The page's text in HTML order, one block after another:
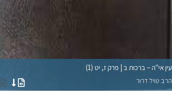
עין אי"ה – ברכות ב | פרק ז, יט (1)
הרב טויל דרור